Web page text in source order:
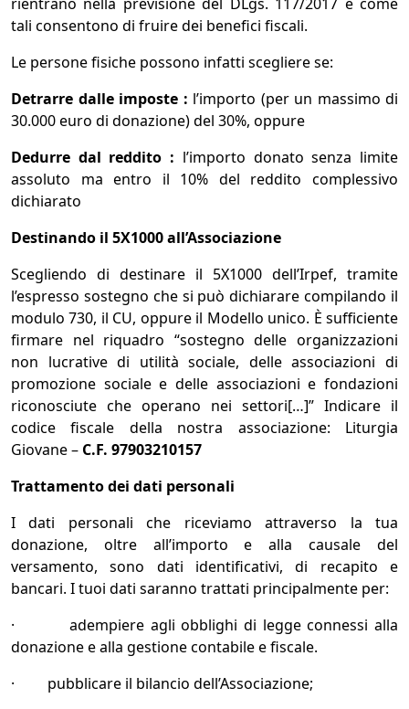
tali consentono di fruire dei benefici fiscali.
Le persone fisiche possono infatti scegliere se:
Detrarre dalle imposte : l’importo (per un massimo di
30.000 euro di donazione) del 30%, oppure
Dedurre dal reddito : l’importo donato senza limite
assoluto ma entro il 10% del reddito complessivo
dichiarato
Destinando il 5X1000 all’Associazione
Scegliendo di destinare il 5X1000 dell’Irpef, tramite
l’espresso sostegno che si può dichiarare compilando il
modulo 730, il CU, oppure il Modello unico. È sufficiente
firmare nel riquadro “sostegno delle organizzazioni
non lucrative di utilità sociale, delle associazioni di
promozione sociale e delle associazioni e fondazioni
riconosciute che operano nei settori[…]” Indicare il
codice fiscale della nostra associazione: Liturgia
Giovane – C.F. 97903210157
Trattamento dei dati personali
I dati personali che riceviamo attraverso la tua
donazione, oltre all’importo e alla causale del
versamento, sono dati identificativi, di recapito e
bancari. I tuoi dati saranno trattati principalmente per:
· adempiere agli obblighi di legge connessi alla
donazione e alla gestione contabile e fiscale.
· pubblicare il bilancio dell’Associazione;